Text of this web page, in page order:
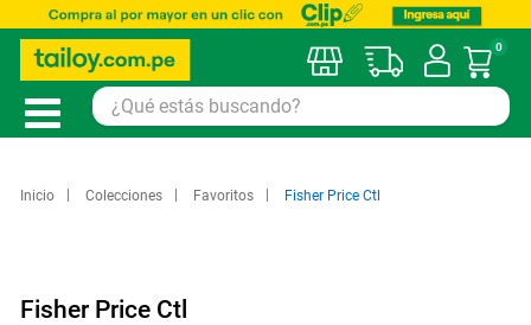
Mi
0
Inicio Colecciones Favoritos Fisher Price Ctl
Fisher Price Ctl